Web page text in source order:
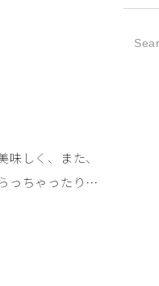
しく、また、
っちゃったり…